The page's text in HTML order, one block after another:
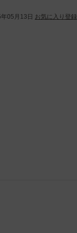
05月13日 お気に入り登録